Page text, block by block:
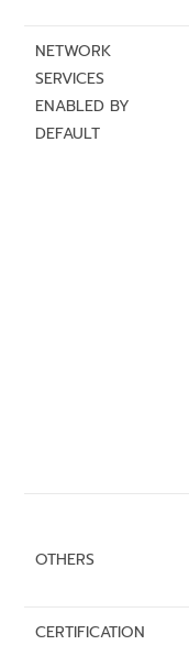
NETWORK
SERVICES
ENABLED BY
DEFAULT
OTHERS
CERTIFICATION